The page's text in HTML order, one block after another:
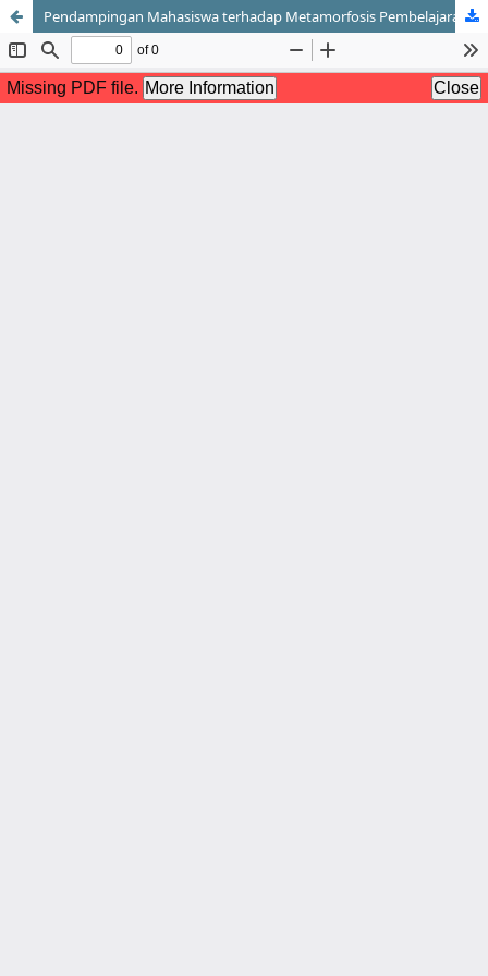
Pendampingan Mahasiswa terhadap Metamorfosis Pembelajaran Dimasa Pandemi Covid 19